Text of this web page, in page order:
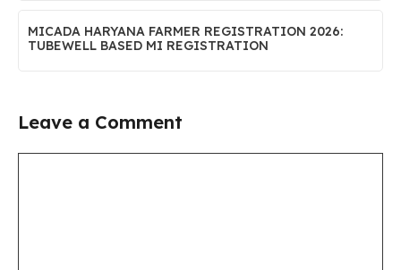
MICADA HARYANA FARMER REGISTRATION 2026:
TUBEWELL BASED MI REGISTRATION
Leave a Comment